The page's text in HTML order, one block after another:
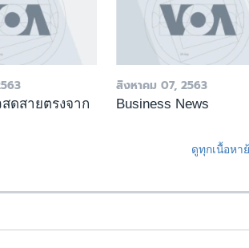
ดสายตรงจาก
สิงหาคม 07, 2563
Business News
ดูทุกเนื้อหา